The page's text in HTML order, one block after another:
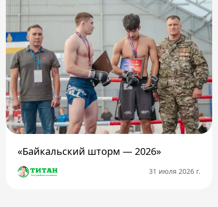
«Байкальский шторм — 2026»
31 июля 2026 г.